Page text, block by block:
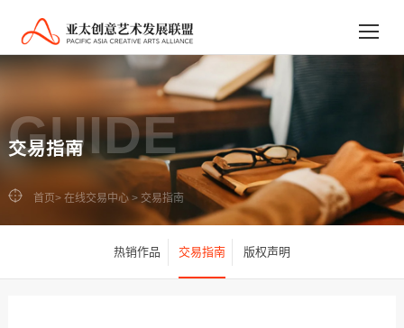
GUIDE
交易指南
首页> 在线交易中心> 交易指南
热销作品 交易指南 版权声明